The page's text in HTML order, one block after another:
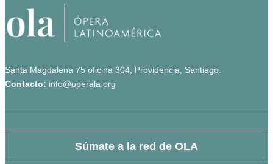
Santa Magdalena 75 oficina 304, Providencia, Santiago.
Contacto: info@operala.org
Súmate a la red de OLA